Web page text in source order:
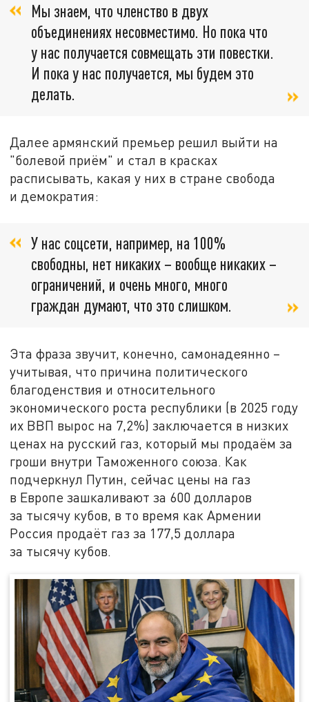
Мы знаем, что членство в двух
объединениях несовместимо. Но пока что
у нас получается совмещать эти повестки.
И пока у нас получается, мы будем это
делать.
Далее армянский премьер решил выйти на
"болевой приём" и стал в красках
расписывать, какая у них в стране свобода
и демократия:
У нас соцсети, например, на 100%
свободны, нет никаких – вообще никаких –
ограничений, и очень много, много
граждан думают, что это слишком.
Эта фраза звучит, конечно, самонадеянно –
учитывая, что причина политического
благоденствия и относительного
экономического роста республики (в 2025 году
их ВВП вырос на 7,2%) заключается в низких
ценах на русский газ, который мы продаём за
гроши внутри Таможенного союза. Как
подчеркнул Путин, сейчас цены на газ
в Европе зашкаливают за 600 долларов
за тысячу кубов, в то время как Армении
Россия продаёт газ за 177,5 доллара
за тысячу кубов.